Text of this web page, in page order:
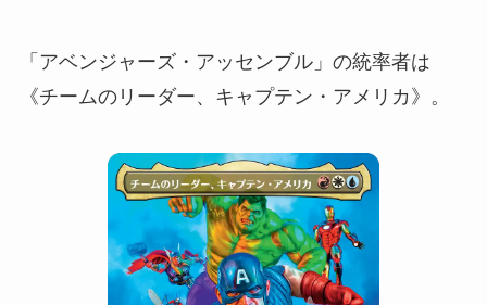
「アベンジャーズ・アッセンブル」の統率者は
《チームのリーダー、キャプテン・アメリカ》。